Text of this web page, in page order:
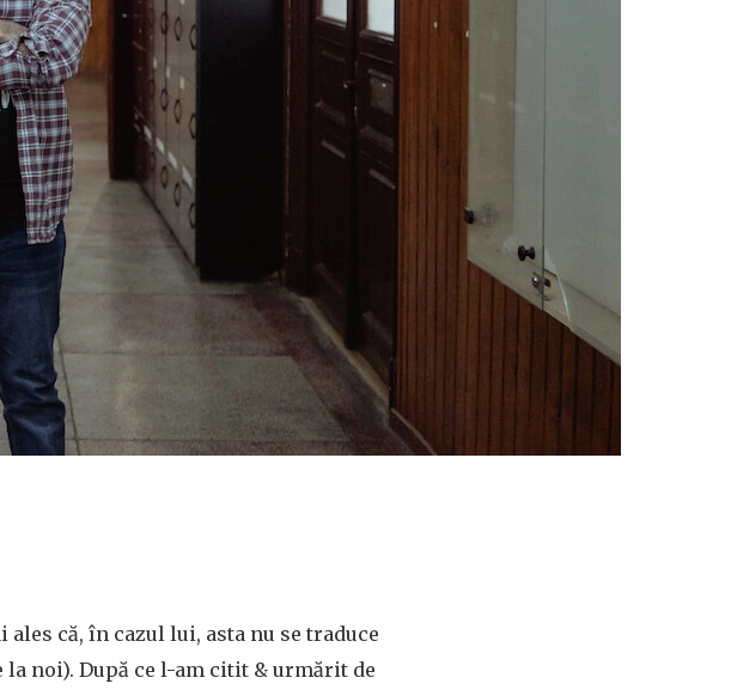
că, în cazul lui, asta nu se traduce
noi). După ce l-am citit & urmărit de